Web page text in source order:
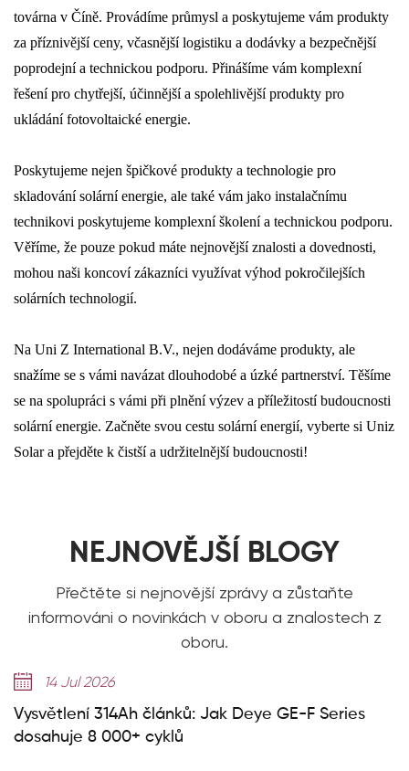
továrna v Číně. Provádíme průmysl a poskytujeme vám produkty
za příznivější ceny, včasnější logistiku a dodávky a bezpečnější
poprodejní a technickou podporu. Přinášíme vám komplexní
řešení pro chytřejší, účinnější a spolehlivější produkty pro
ukládání fotovoltaické energie.
Poskytujeme nejen špičkové produkty a technologie pro
skladování solární energie, ale také vám jako instalačnímu
technikovi poskytujeme komplexní školení a technickou podporu.
Věříme, že pouze pokud máte nejnovější znalosti a dovednosti,
mohou naši koncoví zákazníci využívat výhod pokročilejších
solárních technologií.
Na Uni Z International B.V., nejen dodáváme produkty, ale
snažíme se s vámi navázat dlouhodobé a úzké partnerství. Těšíme
se na spolupráci s vámi při plnění výzev a příležitostí budoucnosti
solární energie. Začněte svou cestu solární energií, vyberte si Uniz
Solar a přejděte k čistší a udržitelnější budoucnosti!
NEJNOVĚJŠÍ BLOGY
Přečtěte si nejnovější zprávy a zůstaňte
informováni o novinkách v oboru a znalostech z
oboru.
14 Jul 2026
Vysvětlení 314Ah článků: Jak Deye GE-F Series
dosahuje 8 000+ cyklů